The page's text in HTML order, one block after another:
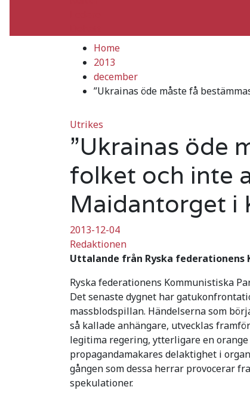
Home
2013
december
”Ukrainas öde måste få
Utrikes
”Ukrainas öde
folket och inte
Maidantorget i
2013-12-04
Redaktionen
Uttalande från Ryska
Ryska federationens Kommunistiska
Det senaste dygnet har
massblodspillan. Händelserna som
så kallade anhängare, utvecklas
legitima regering, ytterligare en
propagandamakares delaktighet i
gången som dessa herrar provocerar
spekulationer.